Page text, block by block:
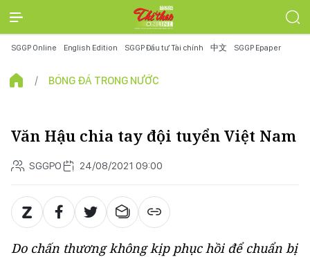
SGGP Online English Edition SGGP Đầu tư Tài chính 中文 SGGP Epaper
BÓNG ĐÁ TRONG NƯỚC
Văn Hậu chia tay đội tuyển Việt Nam
SGGPO 24/08/2021 09:00
Do chấn thương không kịp phục hồi để chuẩn bị